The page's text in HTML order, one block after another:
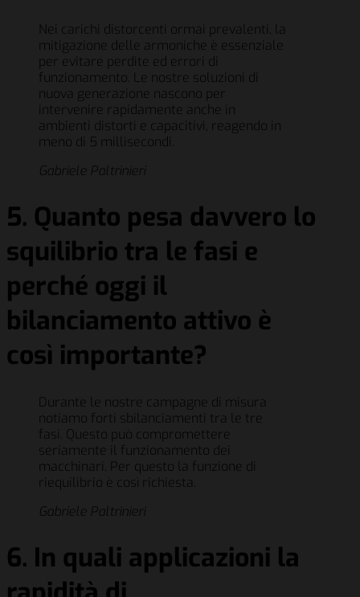
Nei carichi distorcenti ormai prevalenti, la
mitigazione delle armoniche è essenziale
per evitare perdite ed errori di
funzionamento. Le nostre soluzioni di
nuova generazione nascono per
intervenire rapidamente anche in
ambienti distorti e capacitivi, reagendo in
meno di 5 millisecondi.
Gabriele Paltrinieri
5. Quanto pesa davvero lo
squilibrio tra le fasi e
perché oggi il
bilanciamento attivo è
così importante?
Durante le nostre campagne di misura
notiamo forti sbilanciamenti tra le tre
fasi. Questo può compromettere
seriamente il funzionamento dei
macchinari. Per questo la funzione di
riequilibrio è così richiesta.
Gabriele Paltrinieri
6. In quali applicazioni la